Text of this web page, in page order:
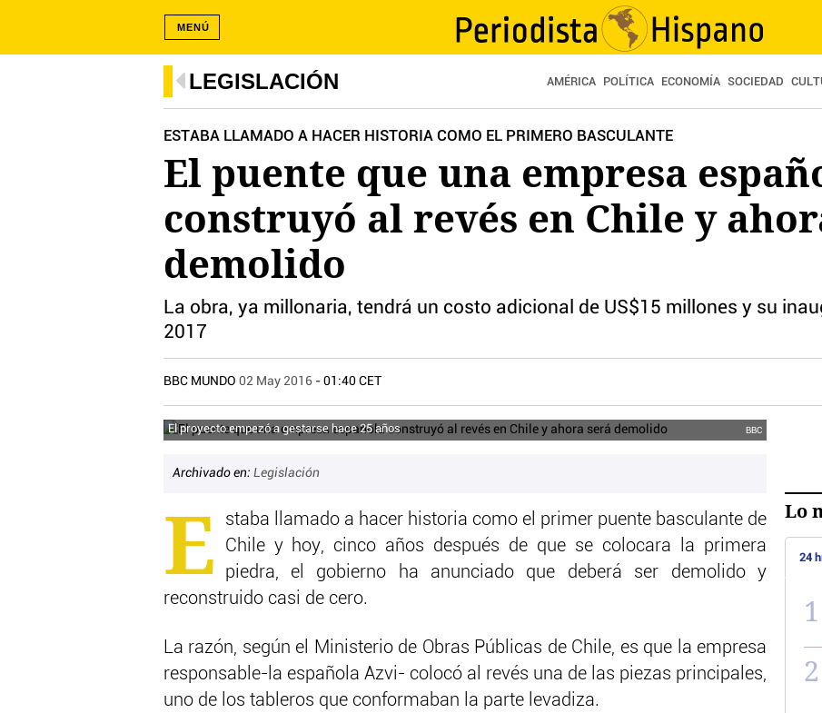
MENÚ
LEGISLACIÓN AMÉRICA POLÍTICA ECONOMÍA SOCIEDAD
ESTABA LLAMADO A HACER HISTORIA COMO EL PRIMERO BASCULANTE
El puente que una empresa
construyó al revés en Chile y
demolido
La obra, ya millonaria, tendrá un costo adicional de US$15 millones y su
2017
BBC MUNDO 02 May 2016 - 01:40 CET
El proyecto empezó a gestarse hace 25 años BBC
Archivado en: Legislación
E
staba llamado a hacer historia como el primer puente basculante de
Chile y hoy, cinco años después de que se colocara la primera
piedra, el gobierno ha anunciado que deberá ser demolido y
reconstruido casi de cero.
La razón, según el Ministerio de Obras Públicas de Chile, es que la empresa
responsable-la española Azvi- colocó al revés una de las piezas principales,
uno de los tableros que conformaban la parte levadiza.
Lo
24